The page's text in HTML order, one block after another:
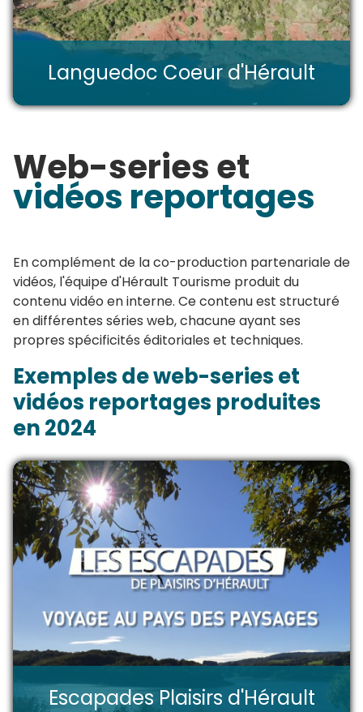
Languedoc Coeur d'Hérault
Web-series et
vidéos reportages
En complément de la co-production partenariale de
vidéos, l'équipe d'Hérault Tourisme produit du
contenu vidéo en interne. Ce contenu est structuré
en différentes séries web, chacune ayant ses
propres spécificités éditoriales et techniques.
Exemples de web-series et
vidéos reportages produites
en 2024
Escapades Plaisirs d'Hérault